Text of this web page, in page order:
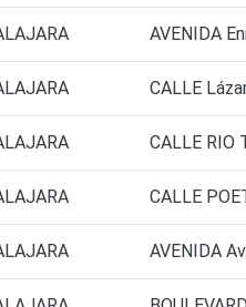
AVENIDA
CALLE
CALLE RIO
CALLE
AVENIDA